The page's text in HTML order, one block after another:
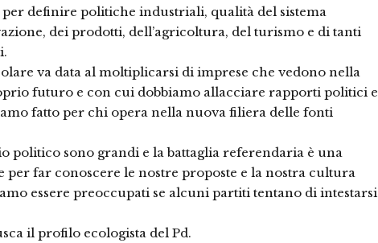
definire politiche industriali, qualità del sistema
dei prodotti, dell’agricoltura, del turismo e di tanti
va data al moltiplicarsi di imprese che vedono nella
futuro e con cui dobbiamo allacciare rapporti politici e
fatto per chi opera nella nuova filiera delle fonti
politico sono grandi e la battaglia referendaria è una
per far conoscere le nostre proposte e la nostra cultura
essere preoccupati se alcuni partiti tentano di intestarsi
il profilo ecologista del Pd.